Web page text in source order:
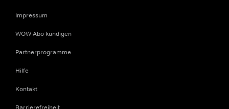
Impressum
WOW Abo kündigen
Partnerprogramme
Hilfe
Kontakt